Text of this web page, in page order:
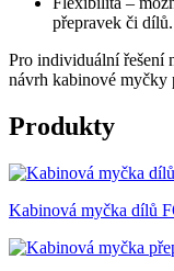
přepravek či dílů.
Pro individuální řešení
návrh kabinové myčky
Produkty
Kabinová myčka dílů